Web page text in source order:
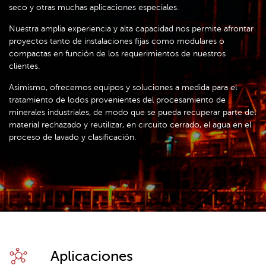
seco y otras muchas aplicaciones especiales.
Nuestra amplia experiencia y alta capacidad nos permite afrontar
proyectos tanto de instalaciones fijas como modulares o
compactas en función de los requerimientos de nuestros
clientes.
Asimismo, ofrecemos equipos y soluciones a medida para el
tratamiento de lodos provenientes del procesamiento de
minerales industriales, de modo que se pueda recuperar parte del
material rechazado y reutilizar, en circuito cerrado, el agua en el
proceso de lavado y clasificación.
Aplicaciones